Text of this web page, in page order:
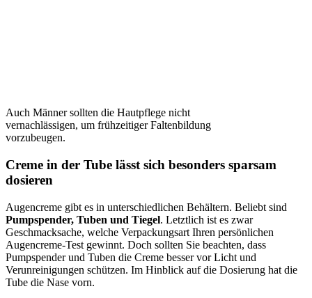
Auch Männer sollten die Hautpflege nicht
vernachlässigen, um frühzeitiger Faltenbildung
vorzubeugen.
Creme in der Tube lässt sich besonders sparsam
dosieren
Augencreme gibt es in unterschiedlichen Behältern. Beliebt sind
Pumpspender, Tuben und Tiegel. Letztlich ist es zwar
Geschmacksache, welche Verpackungsart Ihren persönlichen
Augencreme-Test gewinnt. Doch sollten Sie beachten, dass
Pumpspender und Tuben die Creme besser vor Licht und
Verunreinigungen schützen. Im Hinblick auf die Dosierung hat die
Tube die Nase vorn.